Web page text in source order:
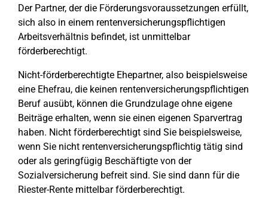
Der Partner, der die Förderungsvoraussetzungen erfüllt,
sich also in einem rentenversicherungspflichtigen
Arbeitsverhältnis befindet, ist unmittelbar
förderberechtigt.
Nicht-förderberechtigte Ehepartner, also beispielsweise
eine Ehefrau, die keinen rentenversicherungspflichtigen
Beruf ausübt, können die Grundzulage ohne eigene
Beiträge erhalten, wenn sie einen eigenen Sparvertrag
haben. Nicht förderberechtigt sind Sie beispielsweise,
wenn Sie nicht rentenversicherungspflichtig tätig sind
oder als geringfügig Beschäftigte von der
Sozialversicherung befreit sind. Sie sind dann für die
Riester-Rente mittelbar förderberechtigt.